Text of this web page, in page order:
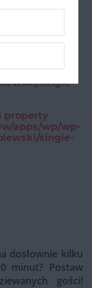
key 0 in
single-
property
apps/wp/wp-
single-
dosłownie kilku
minut? Postaw
gości!